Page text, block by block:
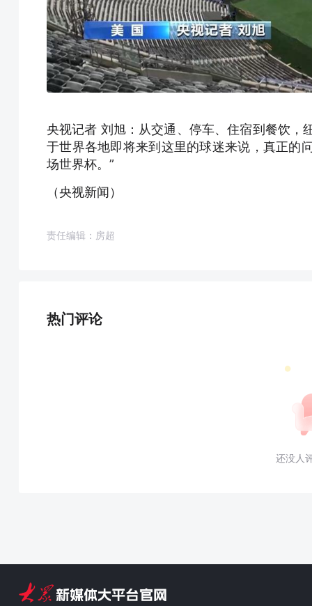
央视记者 刘旭：从交通、停车、住宿到餐饮，
于世界各地即将来到这里的球迷来说，真正的
场世界杯。”
（央视新闻）
责任编辑：房超
热门评论
还没人